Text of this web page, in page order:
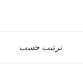
ترتيب حسب